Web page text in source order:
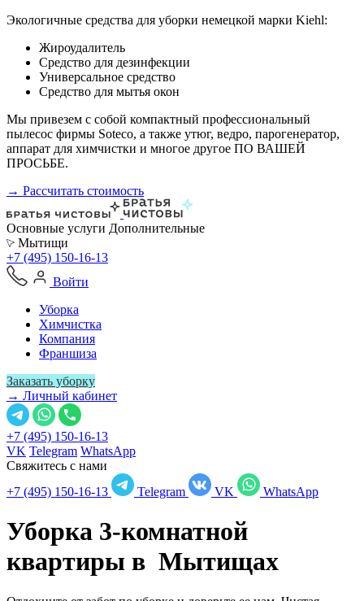
Экологичные средства для уборки немецкой марки Kiehl:
Жироудалитель
Средство для дезинфекции
Универсальное средство
Средство для мытья окон
Мы привезем с собой компактный профессиональный
пылесос фирмы Soteco, а также утюг, ведро, парогенератор,
аппарат для химчистки и многое другое ПО ВАШЕЙ
ПРОСЬБЕ.
→ Рассчитать стоимость
Основные услуги Дополнительные
Мытищи
+7 (495) 150-16-13
Войти
Уборка
Химчистка
Компания
Франшиза
Заказать уборку
→ Личный кабинет
+7 (495) 150-16-13
VK Telegram WhatsApp
Свяжитесь с нами
+7 (495) 150-16-13
Telegram VK WhatsApp
Уборка 3-комнатной
квартиры в Мытищах